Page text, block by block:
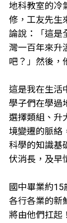
地科教室的冷
修，工友先生
論說：「這是
灣一百年來升
吧？」然後，
這是我在生活
學子們在學過
選擇類組、升
境變遷的脈絡
科學的知識基
伏消長，及早
國中畢業約
各行各業的新
將由他們扛起